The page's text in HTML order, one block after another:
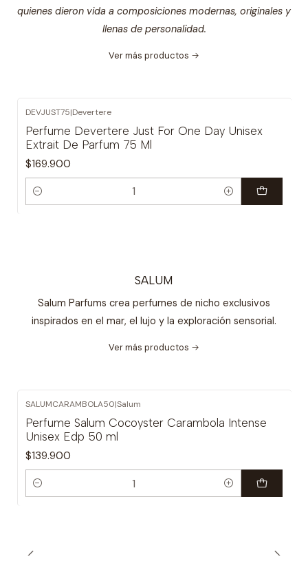
quienes dieron vida a composiciones modernas, originales y
llenas de personalidad.
Ver más productos
DEVJUST75|Devertere
Perfume Devertere Just For One Day Unisex
Extrait De Parfum 75 Ml
$169.900
Cantidad
SALUM
Salum Parfums crea perfumes de nicho exclusivos
inspirados en el mar, el lujo y la exploración sensorial.
Ver más productos
SALUMCARAMBOLA50|Salum
Perfume Salum Cocoyster Carambola Intense
Unisex Edp 50 ml
$139.900
Cantidad